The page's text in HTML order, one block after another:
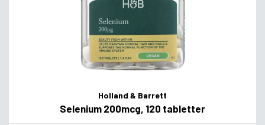
Holland & Barrett
Selenium 200mcg, 120 tabletter